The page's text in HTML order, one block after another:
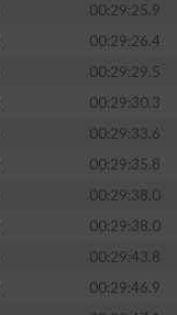
00:29:25.9
00:29:26.4
00:29:29.5
00:29:30.3
00:29:33.6
00:29:35.8
00:29:38.0
00:29:38.0
00:29:43.8
00:29:46.9